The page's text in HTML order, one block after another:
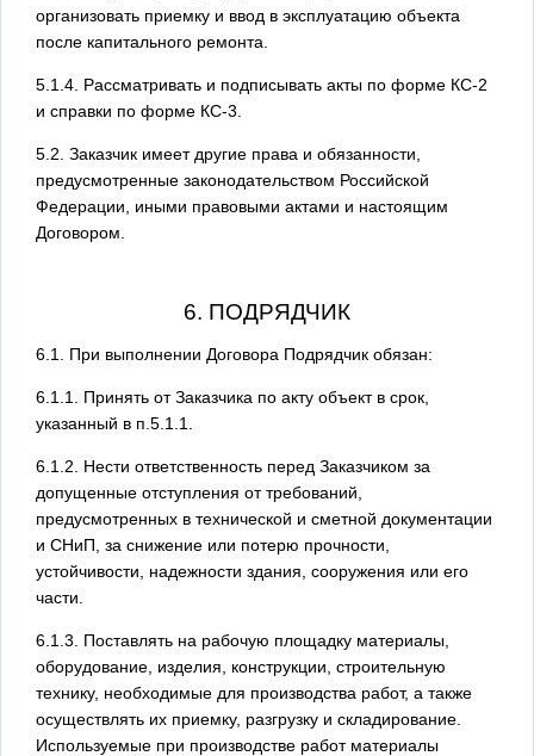
организовать приемку и ввод в эксплуатацию объекта
после капитального ремонта.
5.1.4. Рассматривать и подписывать акты по форме КС-2
и справки по форме КС-3.
5.2. Заказчик имеет другие права и обязанности,
предусмотренные законодательством Российской
Федерации, иными правовыми актами и настоящим
Договором.
6. ПОДРЯДЧИК
6.1. При выполнении Договора Подрядчик обязан:
6.1.1. Принять от Заказчика по акту объект в срок,
указанный в п.5.1.1.
6.1.2. Нести ответственность перед Заказчиком за
допущенные отступления от требований,
предусмотренных в технической и сметной документации
и СНиП, за снижение или потерю прочности,
устойчивости, надежности здания, сооружения или его
части.
6.1.3. Поставлять на рабочую площадку материалы,
оборудование, изделия, конструкции, строительную
технику, необходимые для производства работ, а также
осуществлять их приемку, разгрузку и складирование.
Используемые при производстве работ материалы